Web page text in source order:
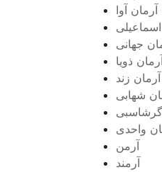
آرمان آوا
جهانی
آرمان ذویا
آرمان زند
شهابی
واحدی
آرمن
آرمند